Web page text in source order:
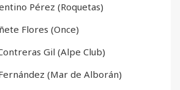
Pérez (Roquetas)
Flores (Once)
Gil (Alpe Club)
(Mar de Alborán)